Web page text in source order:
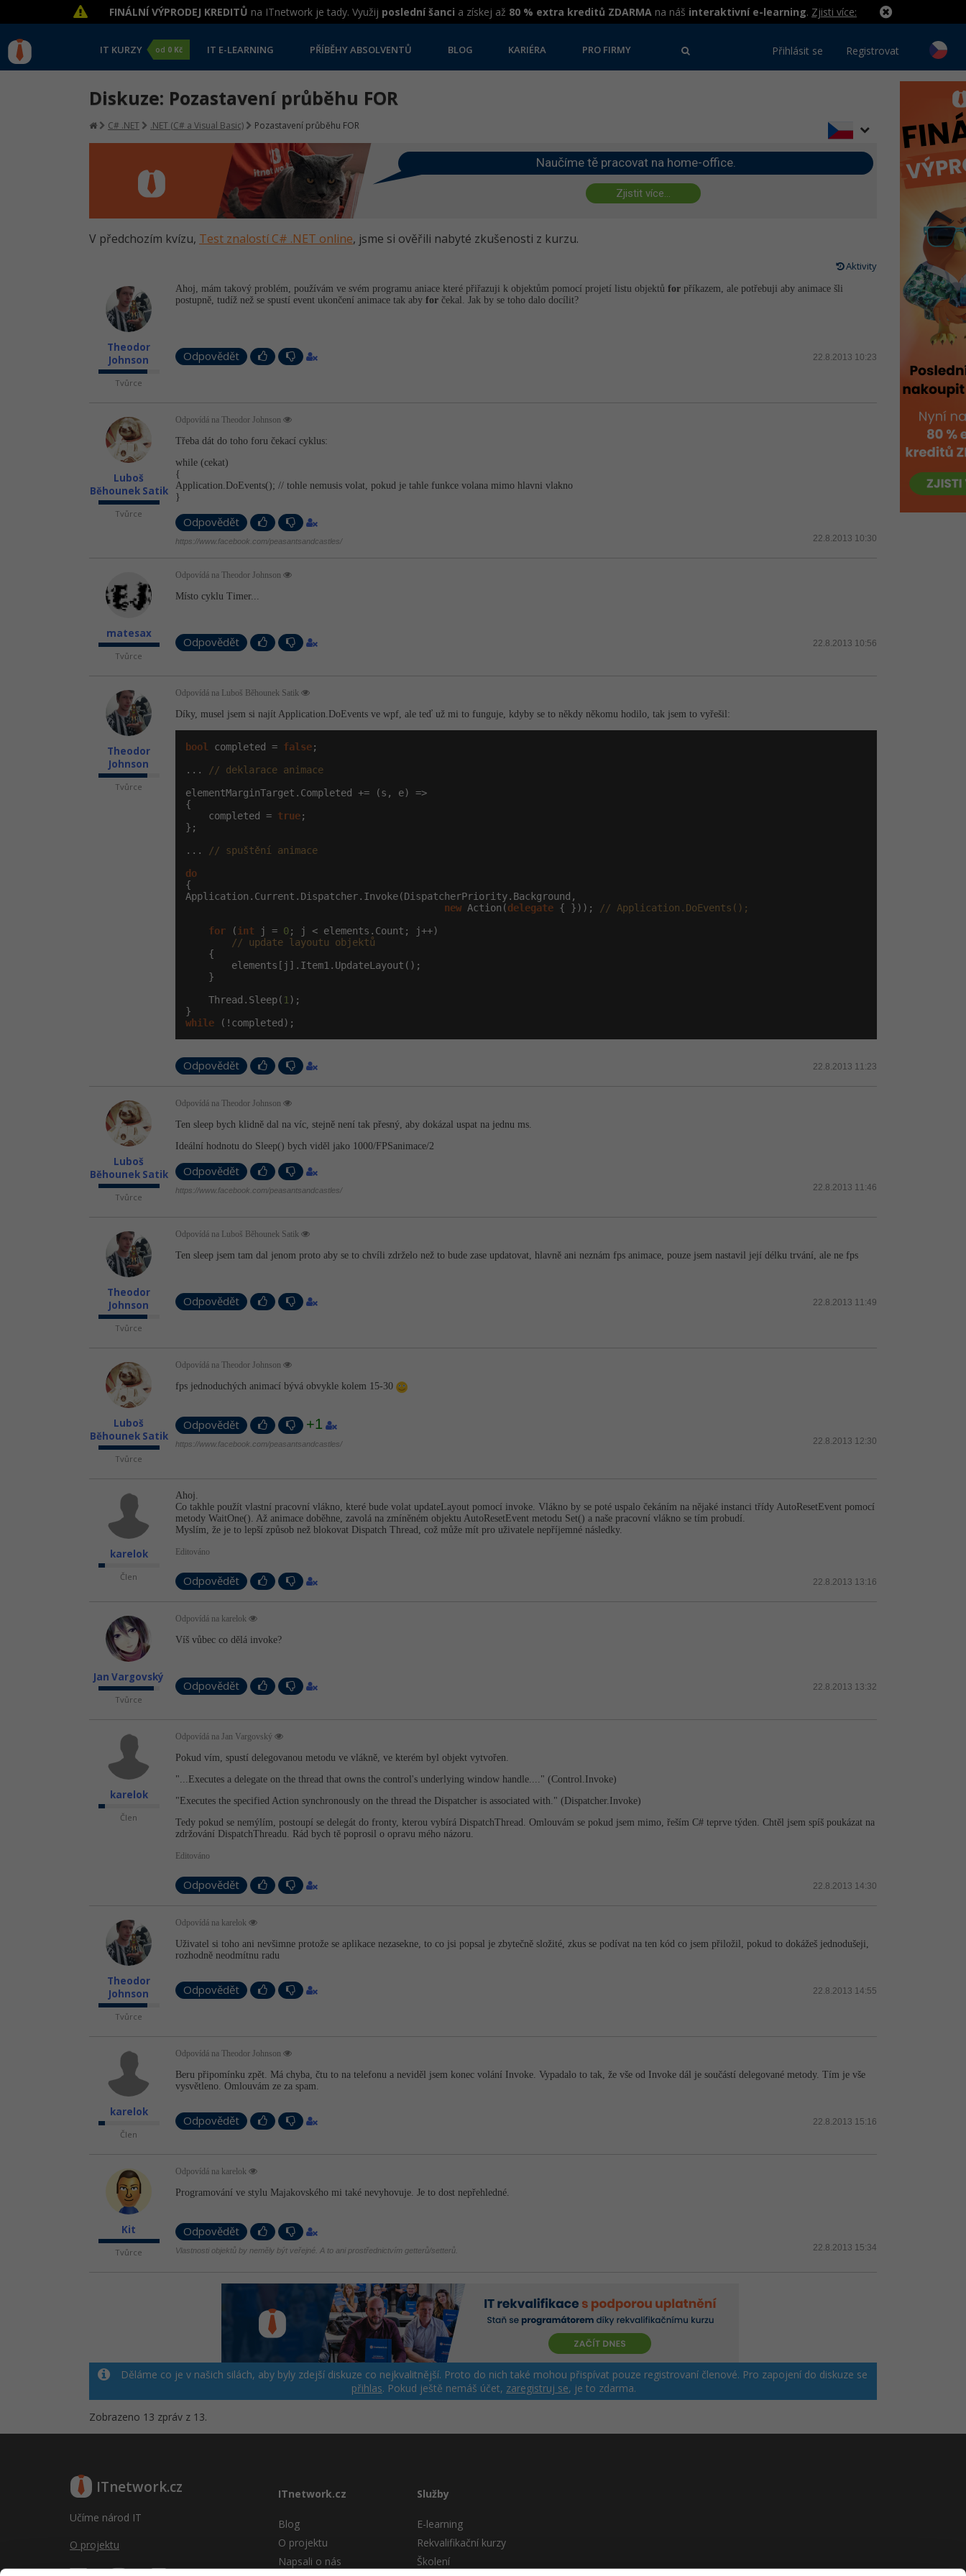
FINÁLNÍ VÝPRODEJ KREDITŮ na ITnetwork je tady. Využij poslední šanci a získej až 80 % extra kreditů ZDARMA na náš interaktivní e-learning. Zjisti více:
IT KURZY od 0 Kč IT E-LEARNING PŘÍBĚHY ABSOLVENTŮ BLOG KARIÉRA PRO FIRMY Přihlásit se Registrovat
Diskuze: Pozastavení průběhu FOR
C# .NET .NET (C# a Visual Basic) Pozastavení průběhu FOR
Naučíme tě pracovat na home-office.
Zjistit více...
V předchozím kvízu, Test znalostí C# .NET online, jsme si ověřili nabyté zkušenosti z kurzu.
Aktivity
Theodor
Johnson
Tvůrce
Ahoj, mám takový problém, používám ve svém programu aniace které přiřazuji k objektům pomocí projetí listu objektů for příkazem, ale potřebuji aby animace šli
postupně, tudíž než se spustí event ukončení animace tak aby for čekal. Jak by se toho dalo docílit?
Odpovědět 22.8.2013 10:23
Luboš
Běhounek Satik
Tvůrce
Odpovídá na Theodor Johnson
Třeba dát do toho foru čekací cyklus:
while (cekat)
{
Application.Do­Events(); // tohle nemusis volat, pokud je tahle funkce volana mimo hlavni vlakno
}
Odpovědět
22.8.2013 10:30
https://www.facebook.com/peasantsandcastles/
matesax
Tvůrce
Odpovídá na Theodor Johnson
Místo cyklu Timer...
Odpovědět 22.8.2013 10:56
Theodor
Johnson
Tvůrce
Odpovídá na Luboš Běhounek Satik
Díky, musel jsem si najít Application.Do­Events ve wpf, ale teď už mi to funguje, kdyby se to někdy někomu hodilo, tak jsem to vyřešil:
bool completed = false;
...
// deklarace animace
elementMarginTarget.Completed += (s, e) =>
{
    completed =
true;
};
...
// spuštění animace
do
{
Application.Current.Dispatcher.Invoke(DispatcherPriority.Background,
new Action(delegate { }));
// Application.DoEvents();
for (int j = 0; j < elements.Count; j++)
// update layoutu objektů
    {
        elements[j].Item1.UpdateLayout();
    }
    Thread.Sleep(
1 );
while (!completed);
Odpovědět 22.8.2013 11:23
Luboš
Běhounek Satik
Tvůrce
Odpovídá na Theodor Johnson
Ten sleep bych klidně dal na víc, stejně není tak přesný, aby dokázal uspat na jednu ms.
Ideální hodnotu do Sleep() bych viděl jako 1000/FPSanimace/2
Odpovědět
22.8.2013 11:46
https://www.facebook.com/peasantsandcastles/
Theodor
Johnson
Tvůrce
Odpovídá na Luboš Běhounek Satik
Ten sleep jsem tam dal jenom proto aby se to chvíli zdrželo než to bude zase updatovat, hlavně ani neznám fps animace, pouze jsem nastavil její délku trvání, ale ne fps
Odpovědět 22.8.2013 11:49
Luboš
Běhounek Satik
Tvůrce
Odpovídá na Theodor Johnson
fps jednoduchých animací bývá obvykle kolem 15-30
Odpovědět +1
22.8.2013 12:30
https://www.facebook.com/peasantsandcastles/
karelok
Člen
Ahoj.
Co takhle použít vlastní pracovní vlákno, které bude volat updateLayout pomocí invoke. Vlákno by se poté uspalo čekáním na nějaké instanci třídy AutoResetEvent pomocí
metody WaitOne(). Až animace doběhne, zavolá na zmíněném objektu AutoResetEvent metodu Set() a naše pracovní vlákno se tím probudí.
Myslím, že je to lepší způsob než blokovat Dispatch Thread, což může mít pro uživatele nepříjemné následky.
Editováno
Odpovědět 22.8.2013 13:16
Jan Vargovský
Tvůrce
Odpovídá na karelok
Víš vůbec co dělá invoke?
Odpovědět 22.8.2013 13:32
karelok
Člen
Odpovídá na Jan Vargovský
Pokud vím, spustí delegovanou metodu ve vlákně, ve kterém byl objekt vytvořen.
"...Executes a delegate on the thread that owns the control's underlying window handle...." (Control.Invoke)
"Executes the specified Action synchronously on the thread the Dispatcher is associated with." (Dispatcher.Invoke)
Tedy pokud se nemýlím, postoupí se delegát do fronty, kterou vybírá DispatchThread. Omlouvám se pokud jsem mimo, řeším C# teprve týden. Chtěl jsem spíš poukázat na
zdržování DispatchThreadu. Rád bych tě poprosil o opravu mého názoru.
Editováno
Odpovědět 22.8.2013 14:30
Theodor
Johnson
Tvůrce
Odpovídá na karelok
Uživatel si toho ani nevšimne protože se aplikace nezasekne, to co jsi popsal je zbytečně složité, zkus se podívat na ten kód co jsem přiložil, pokud to dokážeš jednodušeji,
rozhodně neodmítnu radu
Odpovědět 22.8.2013 14:55
karelok
Člen
Odpovídá na Theodor Johnson
Beru připomínku zpět. Má chyba, čtu to na telefonu a neviděl jsem konec volání Invoke. Vypadalo to tak, že vše od Invoke dál je součástí delegované metody. Tím je vše
vysvětleno. Omlouvám ze za spam.
Odpovědět 22.8.2013 15:16
Kit
Tvůrce
Odpovídá na karelok
Programování ve stylu Majakovského mi také nevyhovuje. Je to dost nepřehledné.
Odpovědět
22.8.2013 15:34
Vlastnosti objektů by neměly být veřejné. A to ani prostřednictvím getterů/setterů.
Děláme co je v našich silách, aby byly zdejší diskuze co nejkvalitnější. Proto do nich také mohou přispívat pouze registrovaní členové. Pro zapojení do diskuze se
přihlas. Pokud ještě nemáš účet, zaregistruj se, je to zdarma.
Zobrazeno 13 zpráv z 13.
ITnetwork.cz
Učíme národ IT
O projektu
ITnetwork.cz
Blog
O projektu
Napsali o nás
Služby
E-learning
Rekvalifikační kurzy
Školení